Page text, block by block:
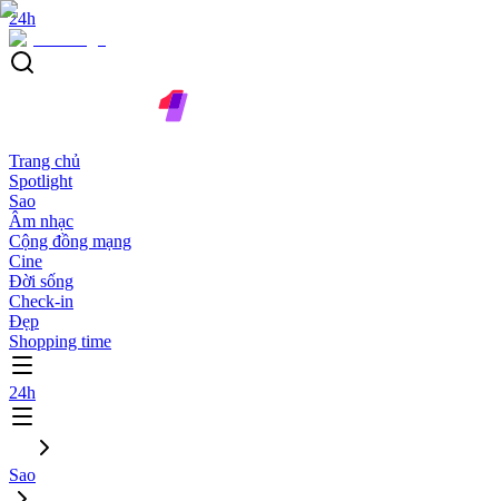
24h
Trang chủ
Spotlight
Sao
Âm nhạc
Cộng đồng mạng
Cine
Đời sống
Check-in
Đẹp
Shopping time
24h
Sao